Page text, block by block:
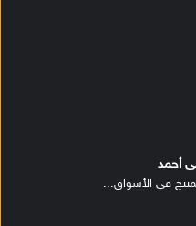
أحمد
في الأسواق...